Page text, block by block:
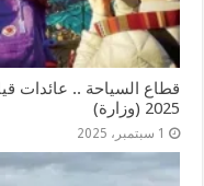
2025 (وزارة)
1 سبتمبر، 2025